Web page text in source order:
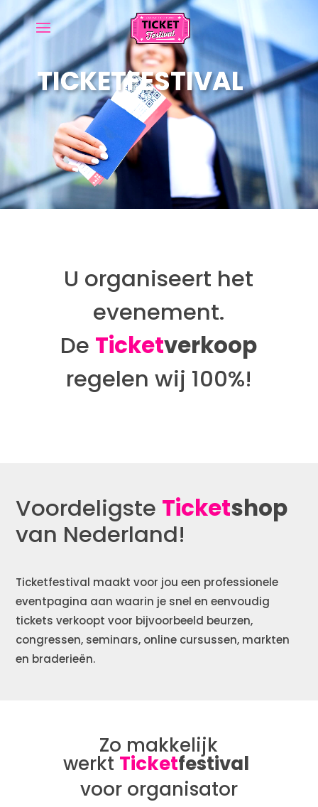
TICKETFESTIVAL
U organiseert het
evenement.
De Ticketverkoop
regelen wij 100%!
Voordeligste Ticketshop
van Nederland!
Ticketfestival maakt voor jou een professionele
eventpagina aan waarin je snel en eenvoudig
tickets verkoopt voor bijvoorbeeld beurzen,
congressen, seminars, online cursussen, markten
en braderieën.
Zo makkelijk
werkt Ticketfestival
voor organisator